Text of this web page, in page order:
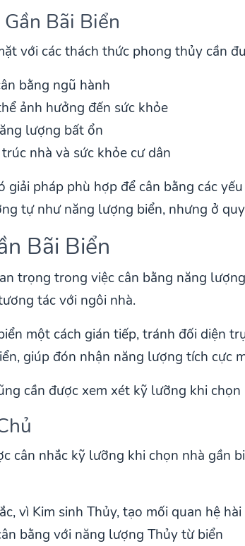
Bãi Biển
với các thách thức phong thủy cần
bằng ngũ hành
ảnh hưởng đến sức khỏe
lượng bất ổn
nhà và sức khỏe cư dân
pháp phù hợp để cân bằng các
tự như năng lượng biển, nhưng ở
Bãi Biển
trọng trong việc cân bằng năng
tác với ngôi nhà.
một cách gián tiếp, tránh đối diện
giúp đón nhận năng lượng tích cực
cần được xem xét kỹ lưỡng khi chọn
cân nhắc kỹ lưỡng khi chọn nhà gần
vì Kim sinh Thủy, tạo mối quan hệ
bằng với năng lượng Thủy từ biển